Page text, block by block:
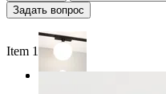
Задать вопрос
Item 1 of 2